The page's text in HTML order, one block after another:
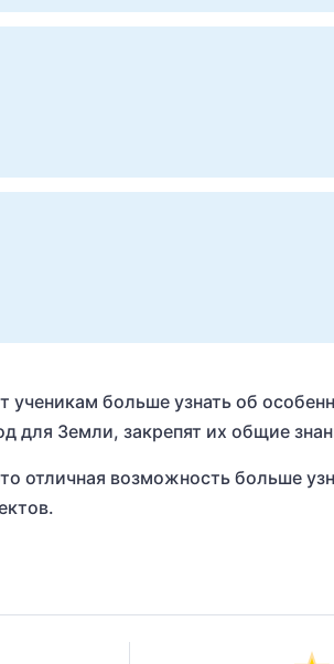
больше узнать об
для Земли, закрепят их общие
отличная возможность больше